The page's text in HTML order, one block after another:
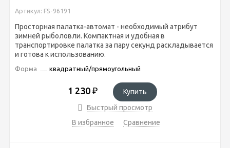
Артикул: FS-96191
Просторная палатка-автомат - необходимый атрибут
зимней рыболовли. Компактная и удобная в
транспортировке палатка за пару секунд раскладывается
и готова к использованию.
Форма квадратный/прямоугольный
1 230 ₽
Купить
Быстрый просмотр
В избранное
Сравнение